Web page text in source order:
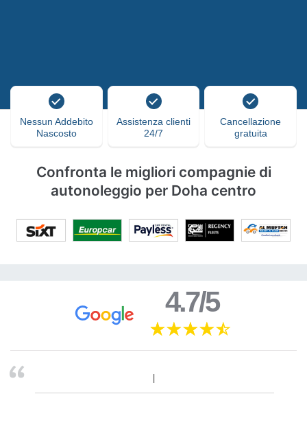
Nessun Addebito
Nascosto
Assistenza clienti
24/7
Cancellazione
gratuita
Confronta le migliori compagnie di
autonoleggio per Doha centro
4.7/5